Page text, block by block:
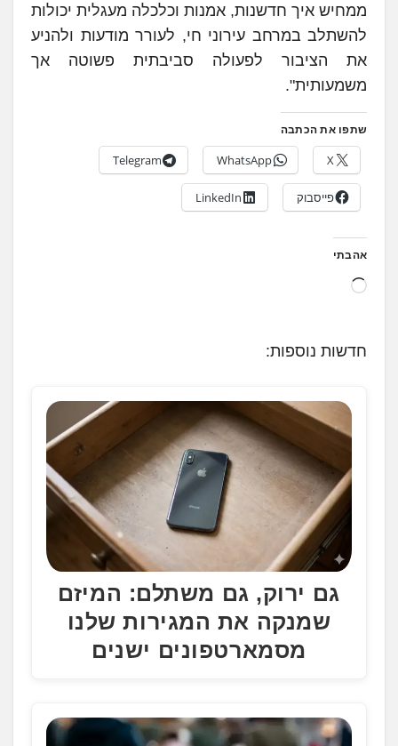
ממחיש איך חדשנות, אמנות וכלכלה מעגלית יכולות
להשתלב במרחב עירוני חי, לעורר מודעות ולהניע
את הציבור לפעולה סביבתית פשוטה אך
משמעותית".
שתפו את הכתבה
X
WhatsApp
Telegram
פייסבוק LinkedIn
אהבתי
ט
.
.
חדשות נוספות:
גם ירוק, גם משתלם: המיזם
שמנקה את המגירות שלנו
מסמארטפונים ישנים